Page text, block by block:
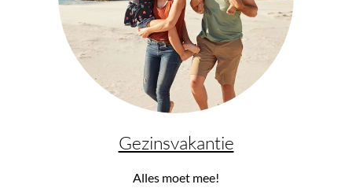
Gezinsvakantie
Alles moet mee!